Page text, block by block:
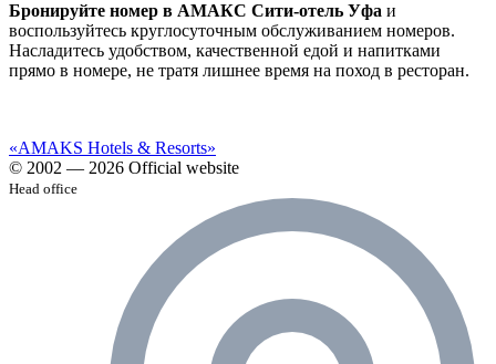
Бронируйте номер в АМАКС Сити-отель Уфа и
воспользуйтесь круглосуточным обслуживанием номеров.
Насладитесь удобством, качественной едой и напитками
прямо в номере, не тратя лишнее время на поход в ресторан.
«AMAKS Hotels & Resorts»
© 2002 — 2026 Official website
Head office